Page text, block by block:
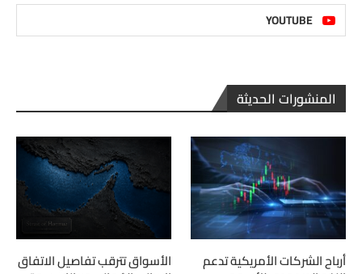
YOUTUBE
المنشورات الحديثة
أرباح الشركات الأمريكية تدعم الأسواق تترقب تفاصيل الاتفاق